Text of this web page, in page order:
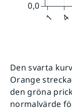
Den svarta
Orange
den gröna
normalvärde